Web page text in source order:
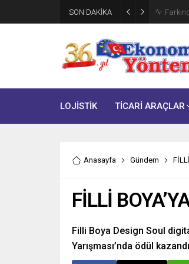
SON DAKİKA Brisa,
LOJİSTİK TİCARİ ARAÇLAR
Anasayfa Gündem
FİLLİ
Filli Boya Design Soul
Yarışması’nda ödül